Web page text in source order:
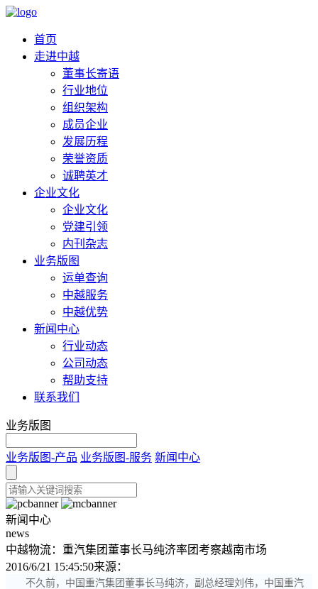
首页
走进中越
董事长寄语
行业地位
组织架构
成员企业
发展历程
荣誉资质
诚聘英才
企业文化
企业文化
党建引领
内刊杂志
业务版图
运单查询
中越服务
中越优势
新闻中心
行业动态
公司动态
帮助支持
联系我们
业务版图
业务版图-产品 业务版图-服务 新闻中心
新闻中心
news
中越物流：重汽集团董事长马纯济率团考察越南市场
2016/6/21 15:45:50来源：
不久前，中国重汽集团董事长马纯济，副总经理刘伟，中国重汽